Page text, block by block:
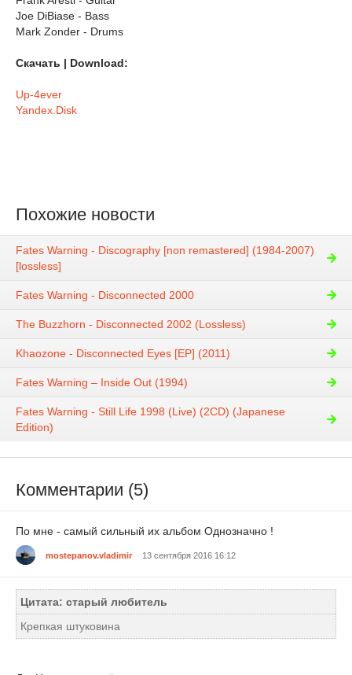
Joe DiBiase - Bass
Mark Zonder - Drums
Скачать | Download:
Up-4ever
Yandex.Disk
Похожие новости
Fates Warning - Discography [non remastered] (1984-2007)
[lossless]
Fates Warning - Disconnected 2000
The Buzzhorn - Disconnected 2002 (Lossless)
Khaozone - Disconnected Eyes [EP] (2011)
Fates Warning – Inside Out (1994)
Fates Warning - Still Life 1998 (Live) (2CD) (Japanese
Edition)
Комментарии (5)
По мне - самый сильный их альбом Однозначно !
mostepanov.vladimir 13 сентября 2016 16:12
Цитата: старый любитель
Крепкая штуковина